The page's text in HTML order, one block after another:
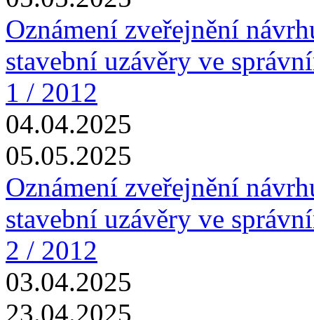
Oznámení zveřejnění
stavební uzávěry ve
1 / 2012
04.04.2025
05.05.2025
Oznámení zveřejnění
stavební uzávěry ve
2 / 2012
03.04.2025
23.04.2025